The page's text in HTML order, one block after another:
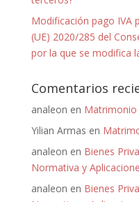
Modificación pago IVA
(UE) 2020/285 del
por la que se modifica
Comentarios
analeon en Matrimonio
Yilian Armas en
analeon en Bienes
Normativa y
analeon en Bienes